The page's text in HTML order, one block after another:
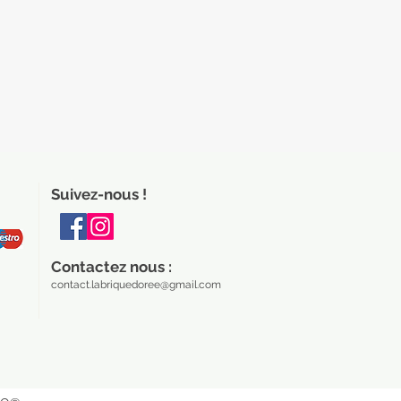
Suivez-nous !
Contactez nous :
contact.labriquedoree@gmail.com